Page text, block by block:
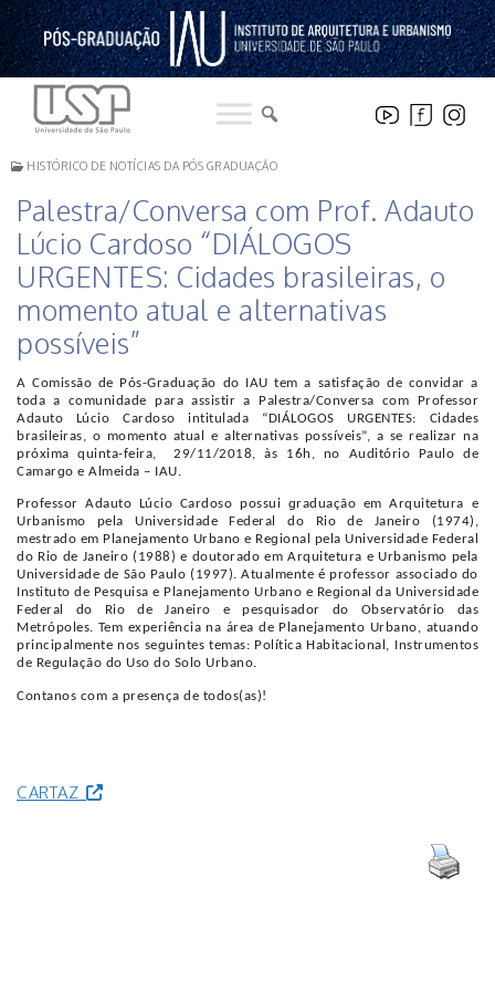
Pular
para
o
conteúdo
HISTÓRICO DE NOTÍCIAS DA PÓS GRADUAÇÃO
Palestra/Conversa com Prof. Adauto
Lúcio Cardoso “DIÁLOGOS
URGENTES: Cidades brasileiras, o
momento atual e alternativas
possíveis”
A Comissão de Pós-Graduação do IAU tem a satisfação de convidar a
toda a comunidade para assistir a Palestra/Conversa com Professor
Adauto Lúcio Cardoso intitulada “DIÁLOGOS URGENTES: Cidades
brasileiras, o momento atual e alternativas possíveis”, a se realizar na
próxima quinta-feira, 29/11/2018, às 16h, no Auditório Paulo de
Camargo e Almeida – IAU.
Professor Adauto Lúcio Cardoso possui graduação em Arquitetura e
Urbanismo pela Universidade Federal do Rio de Janeiro (1974),
mestrado em Planejamento Urbano e Regional pela Universidade Federal
do Rio de Janeiro (1988) e doutorado em Arquitetura e Urbanismo pela
Universidade de São Paulo (1997). Atualmente é professor associado do
Instituto de Pesquisa e Planejamento Urbano e Regional da Universidade
Federal do Rio de Janeiro e pesquisador do Observatório das
Metrópoles. Tem experiência na área de Planejamento Urbano, atuando
principalmente nos seguintes temas: Política Habitacional, Instrumentos
de Regulação do Uso do Solo Urbano.
Contanos com a presença de todos(as)!
CARTAZ